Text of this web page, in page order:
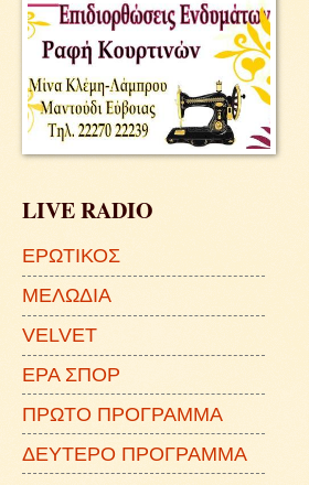
LIVE RADIO
ΕΡΩΤΙΚΟΣ
ΜΕΛΩΔΙΑ
VELVET
ΕΡΑ ΣΠΟΡ
ΠΡΩΤΟ ΠΡΟΓΡΑΜΜΑ
ΔΕΥΤΕΡΟ ΠΡΟΓΡΑΜΜΑ